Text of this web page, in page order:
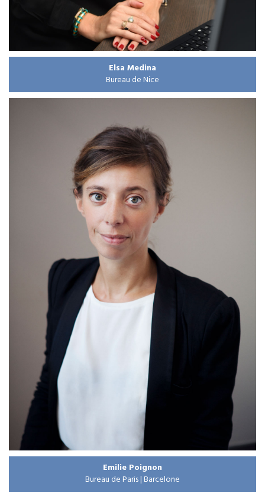
Elsa Medina
Bureau de Nice
Emilie Poignon
Bureau de Paris | Barcelone